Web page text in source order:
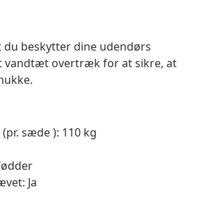
du beskytter dine udendørs
vandtæt overtræk for at sikre, at
sæde ): 110 kg
Ja